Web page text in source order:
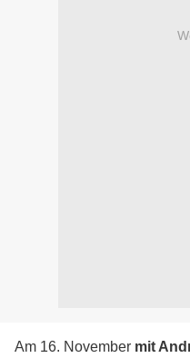
Am 16. November mit